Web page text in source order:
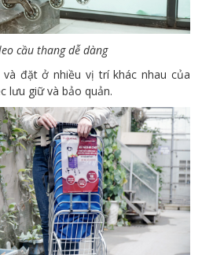
cầu thang dễ dàng
đặt ở nhiều vị trí khác nhau của
lưu giữ và bảo quản.